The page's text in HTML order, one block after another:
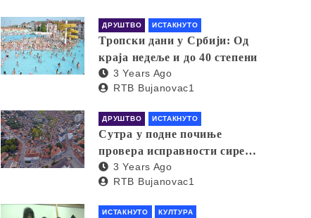
ДРУШТВО ИСТАКНУТО
Тропски дани у Србији: Од
краја недеље и до 40 степени
3 Years Ago
RTB Bujanovac1
ДРУШТВО ИСТАКНУТО
Сутра у подне почиње
провера исправности сирена
за узбуњивање
3 Years Ago
RTB Bujanovac1
ИСТАКНУТО КУЛТУРА